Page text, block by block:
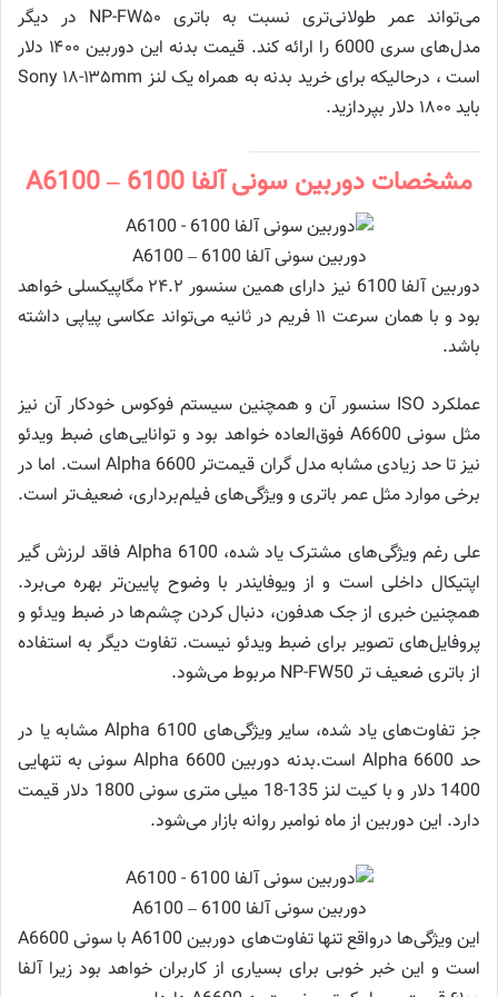
می‌تواند عمر طولانی‌تری نسبت به باتری NP-FW۵۰ در دیگر
مدل‌های سری 6000 را ارائه کند. قیمت بدنه‌ این دوربین ۱۴۰۰ دلار
است ، درحالیکه برای خرید بدنه به همراه یک لنز Sony ۱۸-۱۳۵mm
باید ۱۸۰۰ دلار بپردازید.
مشخصات دوربین سونی آلفا 6100 – A6100
دوربین سونی آلفا 6100 – A6100
دوربین آلفا 6100 نیز دارای همین سنسور ۲۴.۲ مگاپیکسلی خواهد
بود و با همان سرعت ۱۱ فریم در ثانیه می‌تواند عکاسی پیاپی داشته
باشد.
عملکرد ISO سنسور آن و همچنین سیستم فوکوس خودکار آن نیز
مثل سونی A6600 فوق‌العاده خواهد بود و توانایی‌های ضبط ویدئو
نیز تا حد زیادی مشابه مدل گران قیمت‌تر Alpha 6600 است. اما در
برخی موارد مثل عمر باتری و ویژگی‌های فیلم‌برداری، ضعیف‌تر است.
علی رغم ویژگی‌های مشترک یاد شده، Alpha 6100 فاقد لرزش گیر
اپتیکال داخلی است و از ویوفایندر با وضوح پایین‌تر بهره می‌برد.
همچنین خبری از جک هدفون، دنبال کردن چشم‌ها در ضبط ویدئو و
پروفایل‌های تصویر برای ضبط ویدئو نیست. تفاوت دیگر به استفاده
از باتری ضعیف تر NP-FW50 مربوط می‌شود.
جز تفاوت‌های یاد شده، سایر ویژگی‌های Alpha 6100 مشابه یا در
حد Alpha 6600 است.بدنه دوربین Alpha 6600 سونی به تنهایی
1400 دلار و با کیت لنز 135-18 میلی متری سونی 1800 دلار قیمت
دارد. این دوربین از ماه نوامبر روانه بازار می‌شود.
دوربین سونی آلفا 6100 – A6100
این ویژگی‌ها درواقع تنها تفاوت‌های دوربین A6100 با سونی A6600
است و این خبر خوبی برای بسیاری از کاربران خواهد بود زیرا آلفا